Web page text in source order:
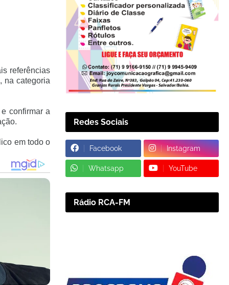
referências
na categoria
confirmar a
em todo o
Redes Sociais
Facebook Instagram
Whatsapp YouTube
Rádio RCA-FM